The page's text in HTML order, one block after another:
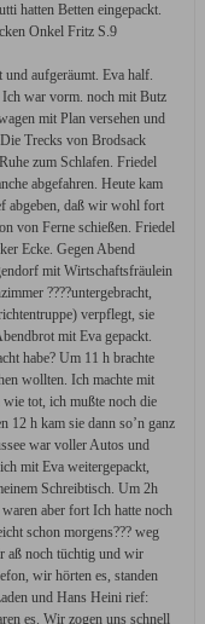
hatten Betten eingepackt.
Onkel Fritz S.9
Dreschler, Lene und Sofie Katulski. Franz Krajewski und der lange Stach, Christel Wigandt kam mit einem Soldaten an, als wir hinter der Kate waren. Sie kam natürlich auch mit. Ebenso Frl Wenzel mit Töchterchen Margot. Am Alfikowski Wagen war der geschlossene Milchwagen angehängt, dort stand der eiserne Ofen drin, S.11den mußte Frl. Jantzen bedienen und Frau Elender mit ihren beiden Jüngsten kam noch hinein. Erna Stanke war auch mit Die haben sich aber im Heu mit dem Soldaten verkrochen, die erste Nacht. Neuteich war ziemlich aus gestorben, als wir durchzogen. Herr Händel mit seiner Frau standen an der Bahnstrecke. Bis hinter Trampenau( 2 Std hatten wir bis dahin gebraucht), saßen Eva und ich oben. Ich stieg in den Landauer, nahm Butz auf den Schoß, wir aßen noch was. Eva kroch in den Planwagen. Frau Schilling auf ihrem Platz fing aber nach einer Weile an zu schimpfen und verschwand wieder unter dem Plan. Es ging sehr sehr langsam vorwärts. Nachts um 2h waren wir durch Liessau unter dem Viadukt. Dort war eine Verstopfung mit wüster Schimpferei beinahe wohl Schlägerei Ich zitterte vor Angst. Friedel war nicht beim Treck sondern über die Brücke nach Dirschau zur Kreisleitung gegangen, sich Weisungen holen. Er erschien auch tagsüber dann nicht, überhaupt keiner von den Herren, und ich mußte dann im Wagen mit anhören, wie unsere Männer schimpften: Ja, auf der Götterburg sitzen sie und saufen und kümmern sich um nichts. und ich kann Friedel nicht den Vorwurf ersparen, sie haben tatsächlich irgendwo Rheinwein getrunken. Hans Heini kam noch in der Nacht an unseren Wagen und sagte, er könnte nicht mehr hinter Friedel bleiben. Friedel hätte andere Weisungen. Wir kamen nur schrittweise vorwärts. Es war zum Verzweifeln, und hinter uns hörten wir es immer rummeln. Bei Sonnenaufgang standen wir noch am Damm, ich mußte nötig und machte mir gar nichts daraus mich öffentlich hinter einen Baum zu setzen. Butz war sehr artig die Nacht über gewesen, hatte ausgestreckt in Kissen geschlafen und war morgens gar nicht gnarrig. Wir hatten ja heißen Kaffee in Thermosflaschen und konnten so gut frühstücken. Nur unsere Männer! Ich gab ihnen schon Zigaretten, auch eine Flasche. Es war wohl Rot- oder Süßwein. Eva kam auch aus dem Wagen, wir gingen viel auf der Chaussee auf und ab. Es war sonnig aber kalt. Bei Penner in Liessau war Eva wegen Kaffee fragen ins Haus gegangen, kam entsetzt zurück, was für eine wüste Horde dort hauste. Sie hatte gerade gesehen wie sie wertvolles Porzellan einpackten, Kaffee bekam Eva natürlich nicht, das Warten auf der Chaussee zog sich den ganzen Tag hin. Es war entsetzlich. Man hörte schießen, Flieger kamen im Tiefflug über die Bäume, der ???Eisenbahndamm stand Zug an Zug die Maschinen unter Dampf, aber rührten sich nicht. Wir lebten von Brot und gekochten Eiern, hatten zu Hause noch einen mächtigen Tiegel voll abgekocht. Eva war einmal los gegangen, wollte bis zur Kunzendorfer Brücke und kam weinend zurück, es wäre gar kein Durchkommen mehr, so viele Wagen wollten herüber. Man erzählte nur Scheußliches von toten Pferden und Vieh von toten Kindern und Menschen. Ich mußte sie sehr beruhigen und zum Aufwärmen in den